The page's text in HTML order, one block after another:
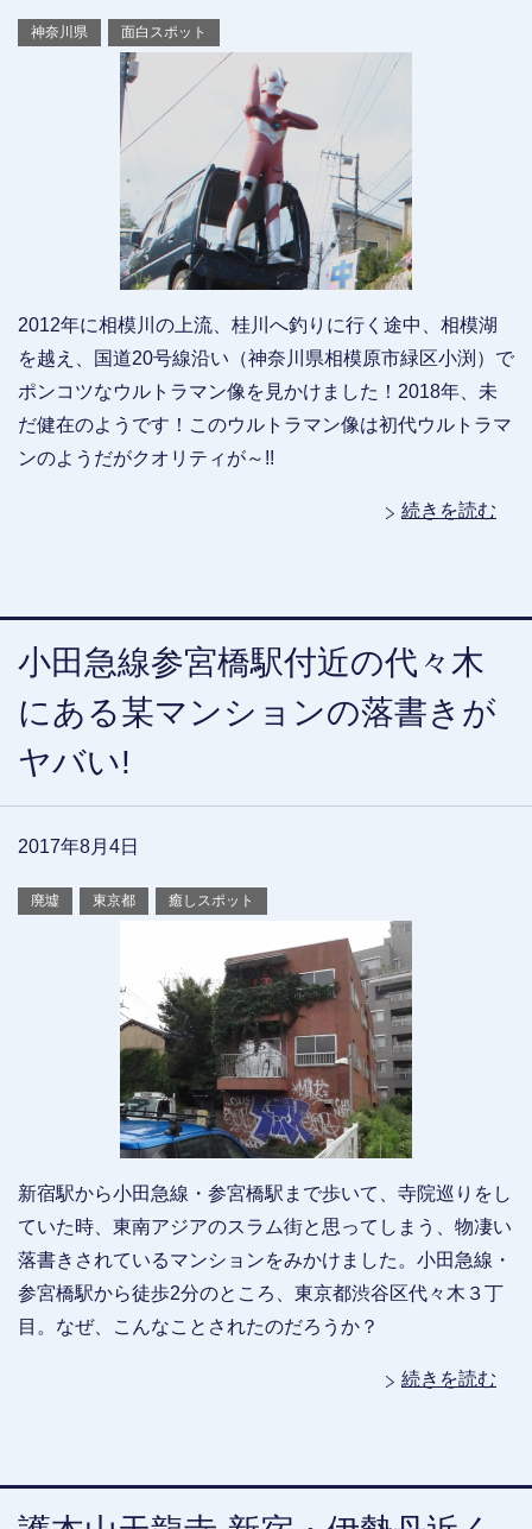
神奈川県 面白スポット
2012年に相模川の上流、桂川へ釣りに行く途中、相模湖
を越え、国道20号線沿い（神奈川県相模原市緑区小渕）で
ポンコツなウルトラマン像を見かけました！2018年、未
だ健在のようです！このウルトラマン像は初代ウルトラマ
ンのようだがクオリティが～!!
続きを読む
小田急線参宮橋駅付近の代々木
にある某マンションの落書きが
ヤバい!
2017年8月4日
廃墟 東京都 癒しスポット
新宿駅から小田急線・参宮橋駅まで歩いて、寺院巡りをし
ていた時、東南アジアのスラム街と思ってしまう、物凄い
落書きされているマンションをみかけました。小田急線・
参宮橋駅から徒歩2分のところ、東京都渋谷区代々木３丁
目。なぜ、こんなことされたのだろうか？
続きを読む